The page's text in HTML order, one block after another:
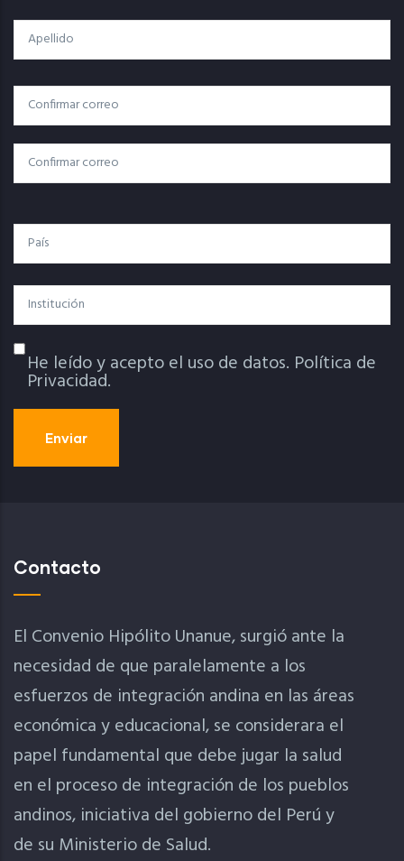
Apellido
Correo
Electrónico
Correo Electrónico
Confirmar Correo
País
Institución
Política De Privacidad
He leído y acepto el uso de datos. Política de
Privacidad.
Contacto
El Convenio Hipólito Unanue, surgió ante la
necesidad de que paralelamente a los
esfuerzos de integración andina en las áreas
económica y educacional, se considerara el
papel fundamental que debe jugar la salud
en el proceso de integración de los pueblos
andinos, iniciativa del gobierno del Perú y
de su Ministerio de Salud.